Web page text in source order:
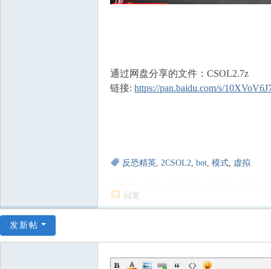
通过网盘分享的文件：CSOL2.7z
链接: https://pan.baidu.com/s/
反恐精英, 2CSOL2, bot, 模式, 虚拟
回复
发新帖